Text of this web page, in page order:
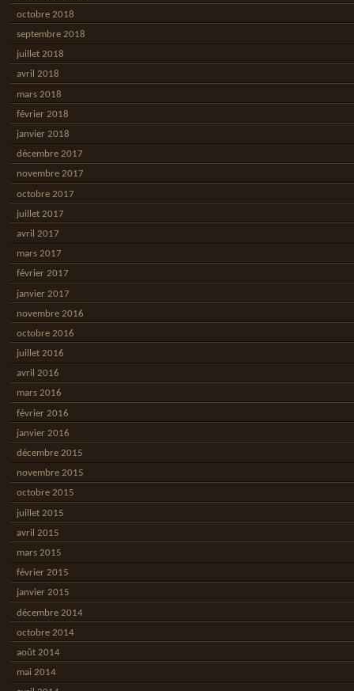
octobre 2018
septembre 2018
juillet 2018
avril 2018
mars 2018
février 2018
janvier 2018
décembre 2017
novembre 2017
octobre 2017
juillet 2017
avril 2017
mars 2017
février 2017
janvier 2017
novembre 2016
octobre 2016
juillet 2016
avril 2016
mars 2016
février 2016
janvier 2016
décembre 2015
novembre 2015
octobre 2015
juillet 2015
avril 2015
mars 2015
février 2015
janvier 2015
décembre 2014
octobre 2014
août 2014
mai 2014